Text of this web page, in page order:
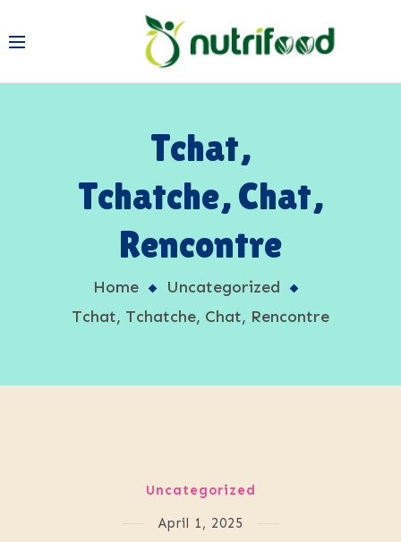
Tchat,
Tchatche, Chat,
Rencontre
Home
Uncategorized
Tchat, Tchatche, Chat, Rencontre
Uncategorized
April 1, 2025